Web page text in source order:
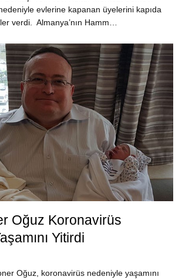
evlerine kapanan üyelerini kapıda
verdi. Almanya’nın Hamm…
Oğuz Koronavirüs
Yitirdi
Oğuz, koronavirüs nedeniyle yaşamını